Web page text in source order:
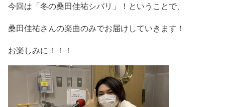
今回は「冬の桑田佳祐シバリ」！ということで、
桑田佳祐さんの楽曲のみでお届けしていきます！
お楽しみに！！！